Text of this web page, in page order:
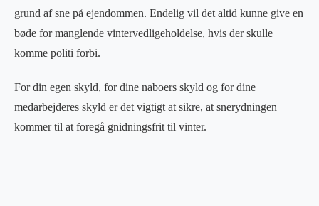
grund af sne på ejendommen. Endelig vil det altid kunne give en
bøde for manglende vintervedligeholdelse, hvis der skulle
komme politi forbi.
For din egen skyld, for dine naboers skyld og for dine
medarbejderes skyld er det vigtigt at sikre, at snerydningen
kommer til at foregå gnidningsfrit til vinter.